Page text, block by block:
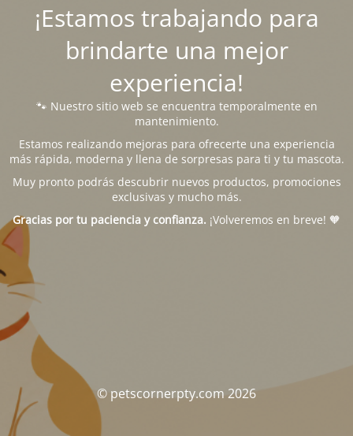
¡Estamos trabajando para
brindarte una mejor
experiencia!
🐾 Nuestro sitio web se encuentra temporalmente en
mantenimiento.
Estamos realizando mejoras para ofrecerte una experiencia
más rápida, moderna y llena de sorpresas para ti y tu mascota.
Muy pronto podrás descubrir nuevos productos, promociones
exclusivas y mucho más.
Gracias por tu paciencia y confianza. ¡Volveremos en breve! 🧡
© petscornerpty.com 2026